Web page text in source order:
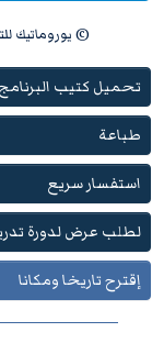
© يوروماتيك
تحميل كتيب
طباعة
استفسار سريع
لطلب عرض لدورة
إقترح تاريخا ومكانا